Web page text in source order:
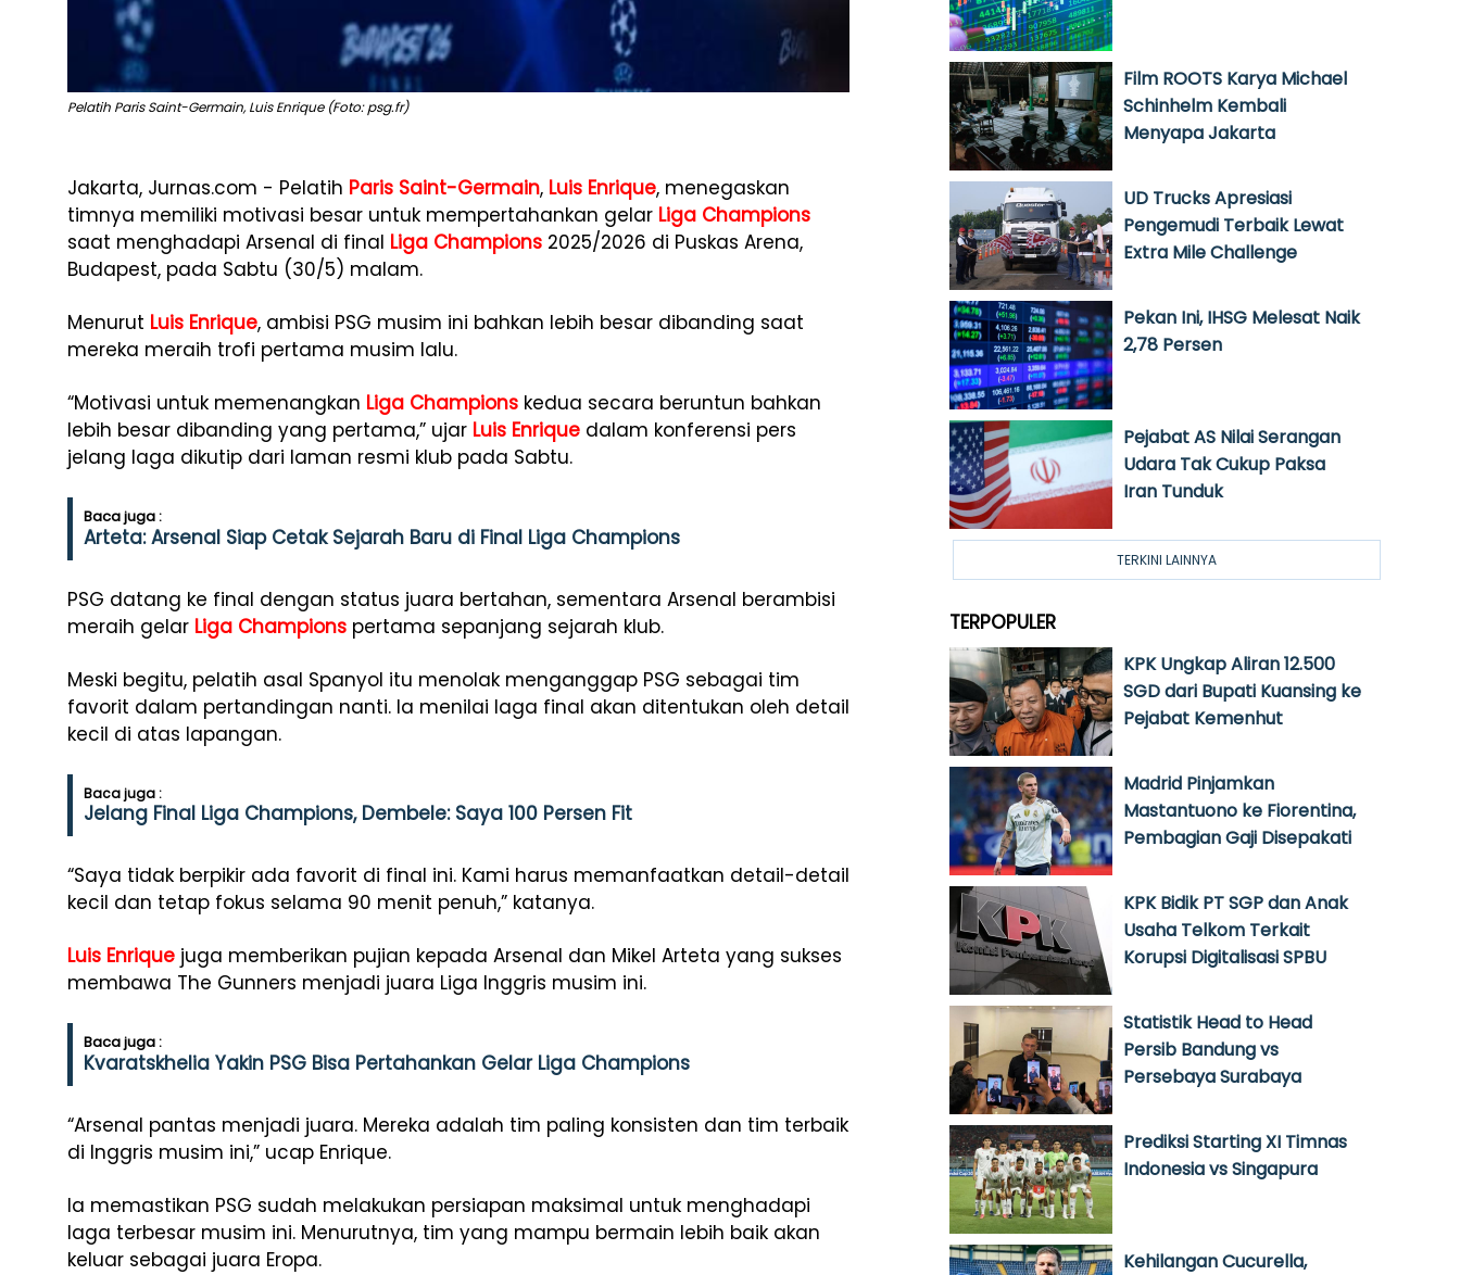
Pelatih Paris Saint-Germain, Luis Enrique (Foto: psg.fr)
Jakarta, Jurnas.com - Pelatih Paris Saint-Germain, Luis Enrique, menegaskan
timnya memiliki motivasi besar untuk mempertahankan gelar Liga Champions
saat menghadapi Arsenal di final Liga Champions 2025/2026 di Puskas Arena,
Budapest, pada Sabtu (30/5) malam.
Menurut Luis Enrique, ambisi PSG musim ini bahkan lebih besar dibanding saat
mereka meraih trofi pertama musim lalu.
“Motivasi untuk memenangkan Liga Champions kedua secara beruntun bahkan
lebih besar dibanding yang pertama,” ujar Luis Enrique dalam konferensi pers
jelang laga dikutip dari laman resmi klub pada Sabtu.
Baca juga :
Arteta: Arsenal Siap Cetak Sejarah Baru di Final Liga Champions
PSG datang ke final dengan status juara bertahan, sementara Arsenal berambisi
meraih gelar Liga Champions pertama sepanjang sejarah klub.
Meski begitu, pelatih asal Spanyol itu menolak menganggap PSG sebagai tim
favorit dalam pertandingan nanti. Ia menilai laga final akan ditentukan oleh detail
kecil di atas lapangan.
Baca juga :
Jelang Final Liga Champions, Dembele: Saya 100 Persen Fit
“Saya tidak berpikir ada favorit di final ini. Kami harus memanfaatkan detail-detail
kecil dan tetap fokus selama 90 menit penuh,” katanya.
Luis Enrique juga memberikan pujian kepada Arsenal dan Mikel Arteta yang sukses
membawa The Gunners menjadi juara Liga Inggris musim ini.
Baca juga :
Kvaratskhelia Yakin PSG Bisa Pertahankan Gelar Liga Champions
“Arsenal pantas menjadi juara. Mereka adalah tim paling konsisten dan tim terbaik
di Inggris musim ini,” ucap Enrique.
Ia memastikan PSG sudah melakukan persiapan maksimal untuk menghadapi
laga terbesar musim ini. Menurutnya, tim yang mampu bermain lebih baik akan
keluar sebagai juara Eropa.
Film ROOTS Karya Michael
Schinhelm Kembali
Menyapa Jakarta
UD Trucks Apresiasi
Pengemudi Terbaik Lewat
Extra Mile Challenge
Pekan Ini, IHSG Melesat Naik
2,78 Persen
Pejabat AS Nilai Serangan
Udara Tak Cukup Paksa
Iran Tunduk
TERKINI LAINNYA
TERPOPULER
KPK Ungkap Aliran 12.500
SGD dari Bupati Kuansing ke
Pejabat Kemenhut
Madrid Pinjamkan
Mastantuono ke Fiorentina,
Pembagian Gaji Disepakati
KPK Bidik PT SGP dan Anak
Usaha Telkom Terkait
Korupsi Digitalisasi SPBU
Statistik Head to Head
Persib Bandung vs
Persebaya Surabaya
Prediksi Starting XI Timnas
Indonesia vs Singapura
Kehilangan Cucurella,